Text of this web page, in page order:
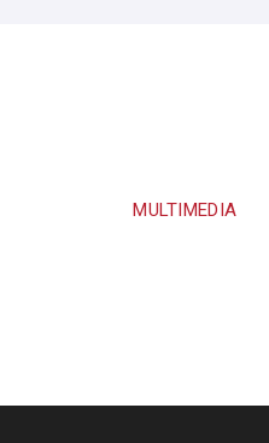
MULTIMEDIA